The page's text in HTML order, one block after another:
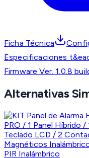
Ficha Técnica
Especificaciones
Firmware Ver. 1.0.8
Alternativas